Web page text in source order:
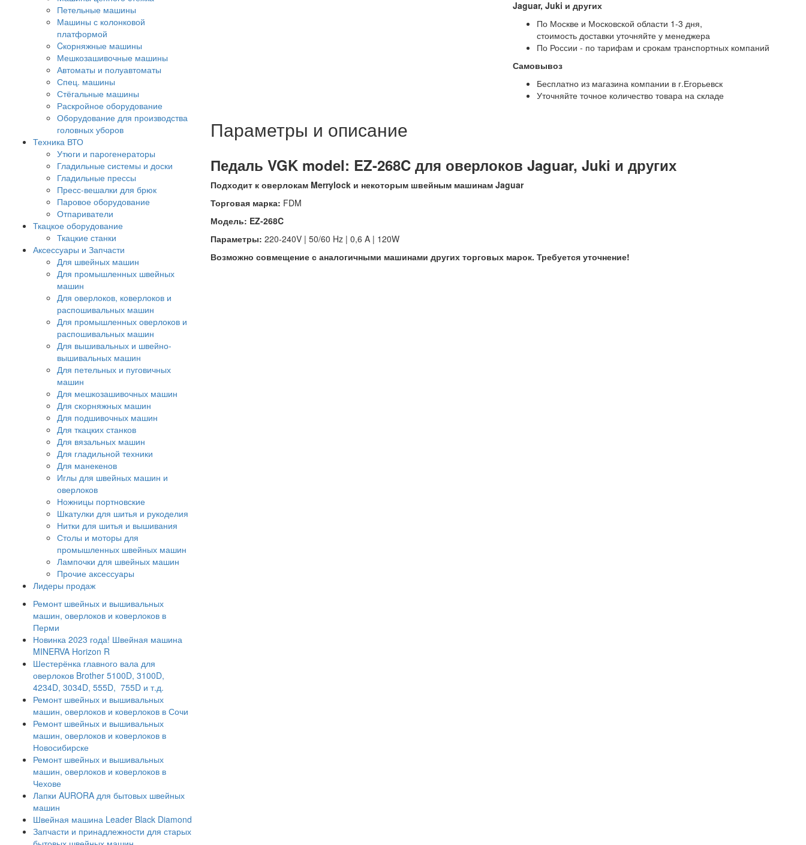
Петельные машины
Машины с колонковой
платформой
Cкорняжные машины
Мешкозашивочные машины
Автоматы и полуавтоматы
Спец. машины
Стёгальные машины
Раскройное оборудование
Оборудование для производства
головных уборов
Техника ВТО
Утюги и парогенераторы
Гладильные системы и доски
Гладильные прессы
Пресс-вешалки для брюк
Паровое оборудование
Отпариватели
Ткацкое оборудование
Ткацкие станки
Аксессуары и Запчасти
Для швейных машин
Для промышленных швейных
машин
Для оверлоков, коверлоков и
распошивальных машин
Для промышленных оверлоков и
распошивальных машин
Для вышивальных и швейно-
вышивальных машин
Для петельных и пуговичных
машин
Для мешкозашивочных машин
Для скорняжных машин
Для подшивочных машин
Для ткацких станков
Для вязальных машин
Для гладильной техники
Для манекенов
Иглы для швейных машин и
оверлоков
Ножницы портновские
Шкатулки для шитья и рукоделия
Нитки для шитья и вышивания
Столы и моторы для
промышленных швейных машин
Лампочки для швейных машин
Прочие аксессуары
Лидеры продаж
Ремонт швейных и вышивальных
машин, оверлоков и коверлоков в
Перми
Новинка 2023 года! Швейная машина
MINERVA Horizon R
Шестерёнка главного вала для
оверлоков Brother 5100D, 3100D,
4234D, 3034D, 555D, 755D и т.д.
Ремонт швейных и вышивальных
машин, оверлоков и коверлоков в Сочи
Ремонт швейных и вышивальных
машин, оверлоков и коверлоков в
Новосибирске
Ремонт швейных и вышивальных
машин, оверлоков и коверлоков в
Чехове
Лапки AURORA для бытовых швейных
машин
Швейная машина Leader Black Diamond
Запчасти и принадлежности для старых
Jaguar, Juki и других
По Москве и Московской области 1-3 дня,
стоимость доставки уточняйте у менеджера
По России - по тарифам и срокам транспортных компаний
Самовывоз
Бесплатно из магазина компании в г.Егорьевск
Уточняйте точное количество товара на складе
Параметры и описание
Педаль VGK model: EZ-268C для оверлоков Jaguar, Juki и других
Подходит к оверлокам Merrylock и некоторым швейным машинам Jaguar
Торговая марка: FDM
Модель: EZ-268C
Параметры: 220-240V | 50/60 Hz | 0,6 A | 120W
Возможно совмещение с аналогичными машинами других торговых марок. Требуется уточнение!